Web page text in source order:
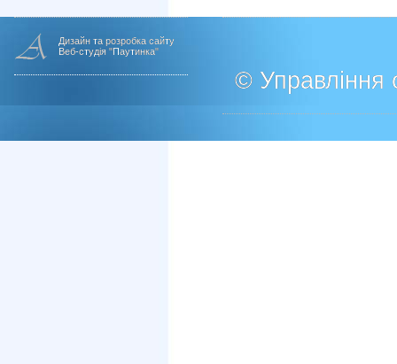
Дизайн та розробка сайту
Веб-студія "Паутинка"
© Управління